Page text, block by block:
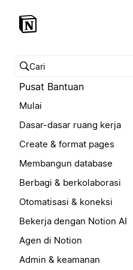
Cari pusat bantuan
Pusat Bantuan
Mulai
Dasar-dasar ruang kerja
Create & format pages
Membangun database
Berbagi & berkolaborasi
Otomatisasi & koneksi
Bekerja dengan Notion AI
Agen di Notion
Admin & keamanan